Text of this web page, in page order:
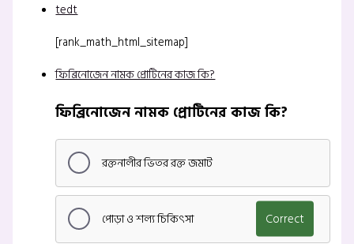
tedt
[rank_math_html_sitemap]
ফিব্রিনোজেন নামক প্রোটিনের কাজ কি?
ফিব্রিনোজেন নামক প্রোটিনের কাজ কি?
রক্তনালীর ভিতর রক্ত জমাট
পোড়া ও শল্য চিকিৎসা Correct